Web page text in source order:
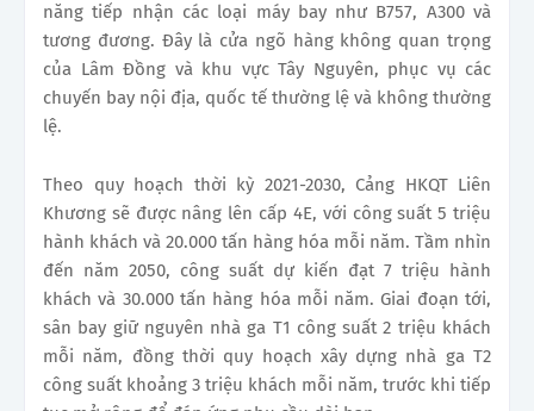
năng tiếp nhận các loại máy bay như B757, A300 và
tương đương. Đây là cửa ngõ hàng không quan trọng
của Lâm Đồng và khu vực Tây Nguyên, phục vụ các
chuyến bay nội địa, quốc tế thường lệ và không thường
lệ.
Theo quy hoạch thời kỳ 2021-2030, Cảng HKQT Liên
Khương sẽ được nâng lên cấp 4E, với công suất 5 triệu
hành khách và 20.000 tấn hàng hóa mỗi năm. Tầm nhìn
đến năm 2050, công suất dự kiến đạt 7 triệu hành
khách và 30.000 tấn hàng hóa mỗi năm. Giai đoạn tới,
sân bay giữ nguyên nhà ga T1 công suất 2 triệu khách
mỗi năm, đồng thời quy hoạch xây dựng nhà ga T2
công suất khoảng 3 triệu khách mỗi năm, trước khi tiếp